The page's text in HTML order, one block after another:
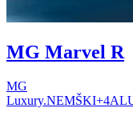
MG Marvel R
MG